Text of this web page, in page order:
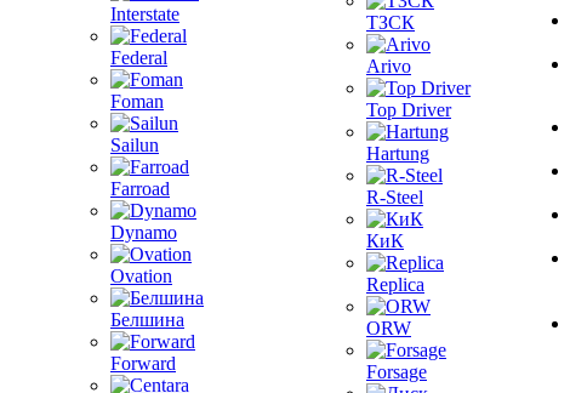
Interstate
Federal
Foman
Sailun
Farroad
Dynamo
Ovation
Белшина
Forward
ТЗСК
Arivo
Top Driver
Hartung
R-Steel
КиК
Replica
ORW
Forsage